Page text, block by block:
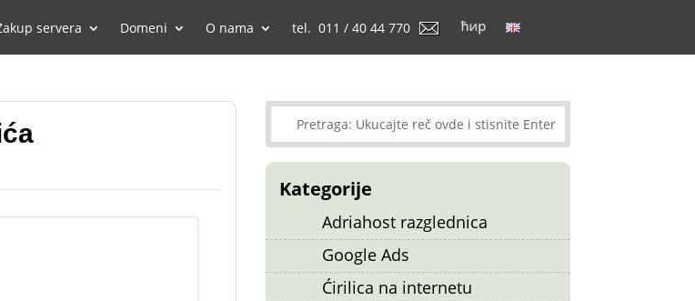
servera Domeni O nama tel. 011 / 40 44 770
Kategorije
Adriahost razglednica
Google Ads
Ćirilica na internetu